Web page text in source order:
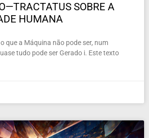
SOBRE A
HUMANA
que a Máquina não pode ser, num
tudo pode ser Gerado i. Este texto